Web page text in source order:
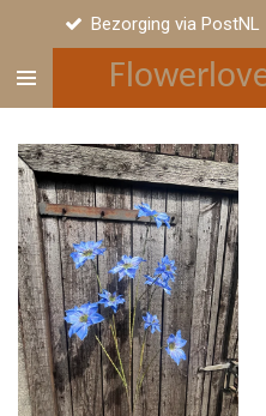
naar
hoofdinhoud
Bezorging via PostNL